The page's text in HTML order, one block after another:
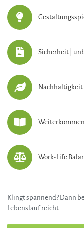
Sicherheit |
Nachhaltigkeit
Work-Life
Klingt spannend? Dann
Lebenslauf reicht.